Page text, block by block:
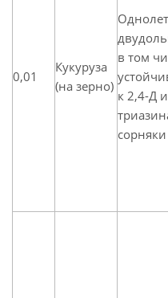
0,01
Кукуруза
(на зерно)
в том
к 2,4-Д и
сорняки